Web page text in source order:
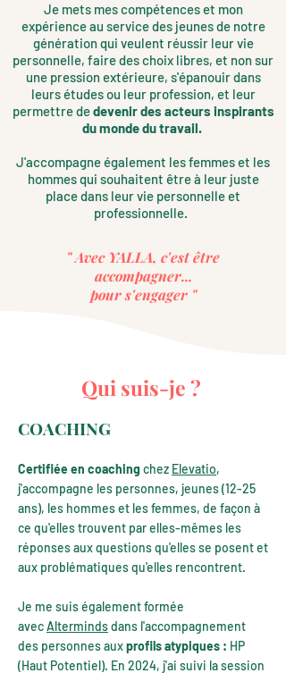
Je mets mes compétences et mon
expérience au service des jeunes de notre
génération qui veulent réussir leur vie
personnelle, faire des choix libres, et non sur
une pression extérieure, s'épanouir dans
leurs études ou leur profession, et leur
permettre dedevenir des acteurs inspirants
du monde du travail.
J'accompagne également les femmes et les
hommes qui souhaitent être à leur juste
place dans leur vie personnelle et
professionnelle.
" Avec YALLA, c'est être
accompagner...
pour s'engager "
Qui suis-je ?
COACHING
Certifiée en coaching chez Elevatio,
j'accompagne les personnes, jeunes (12-25
ans), les hommes et les femmes, de façon à
ce qu'elles trouvent par elles-mêmes les
réponses aux questions qu'elles se posent et
aux problématiques qu'elles rencontrent.
Je me suis également formée
avecAltermindsdans l'accompagnement
des personnes auxprofils atypiques : HP
(Haut Potentiel). En 2024, j'ai suivi la session